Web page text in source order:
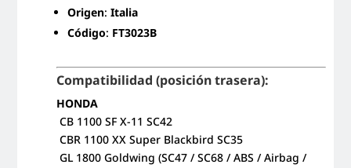
Origen:Italia
Código: FT3023B
Compatibilidad (posición trasera):
HONDA
CB 1100 SF X-11 SC42
CBR 1100 XX Super Blackbird SC35
GL 1800 Goldwing (SC47 / SC68 / ABS / Airbag /